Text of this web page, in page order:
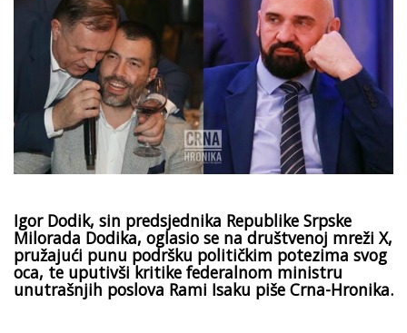
Igor Dodik, sin predsjednika Republike Srpske
Milorada Dodika, oglasio se na društvenoj mreži X,
pružajući punu podršku političkim potezima svog
oca, te uputivši kritike federalnom ministru
unutrašnjih poslova Rami Isaku piše Crna-Hronika.